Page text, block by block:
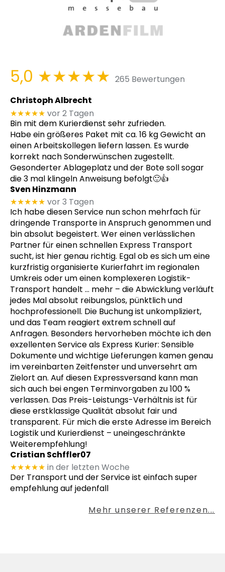
5,0 ★★★★★ 265 Bewertungen
Christoph Albrecht
★★★★★ vor 2 Tagen
Bin mit dem Kurierdienst sehr zufrieden.
Habe ein größeres Paket mit ca. 16 kg Gewicht an
einen Arbeitskollegen liefern lassen. Es wurde
korrekt nach Sonderwünschen zugestellt.
Gesonderter Ablageplatz und der Bote soll sogar
die 3 mal klingeln Anweisung befolgt🙂👍
Sven Hinzmann
★★★★★ vor 3 Tagen
Ich habe diesen Service nun schon mehrfach für
dringende Transporte in Anspruch genommen und
bin absolut begeistert. Wer einen verlässlichen
Partner für einen schnellen Express Transport
sucht, ist hier genau richtig. Egal ob es sich um eine
kurzfristig organisierte Kurierfahrt im regionalen
Umkreis oder um einen komplexeren Logistik-
Transport handelt … mehr – die Abwicklung verläuft
jedes Mal absolut reibungslos, pünktlich und
hochprofessionell. Die Buchung ist unkompliziert,
und das Team reagiert extrem schnell auf
Anfragen. Besonders hervorheben möchte ich den
exzellenten Service als Express Kurier: Sensible
Dokumente und wichtige Lieferungen kamen genau
im vereinbarten Zeitfenster und unversehrt am
Zielort an. Auf diesen Expressversand kann man
sich auch bei engen Terminvorgaben zu 100 %
verlassen. Das Preis-Leistungs-Verhältnis ist für
diese erstklassige Qualität absolut fair und
transparent. Für mich die erste Adresse im Bereich
Logistik und Kurierdienst – uneingeschränkte
Weiterempfehlung!
Cristian Schffler07
★★★★★ in der letzten Woche
Der Transport und der Service ist einfach super
empfehlung auf jedenfall
Mehr unserer Referenzen...